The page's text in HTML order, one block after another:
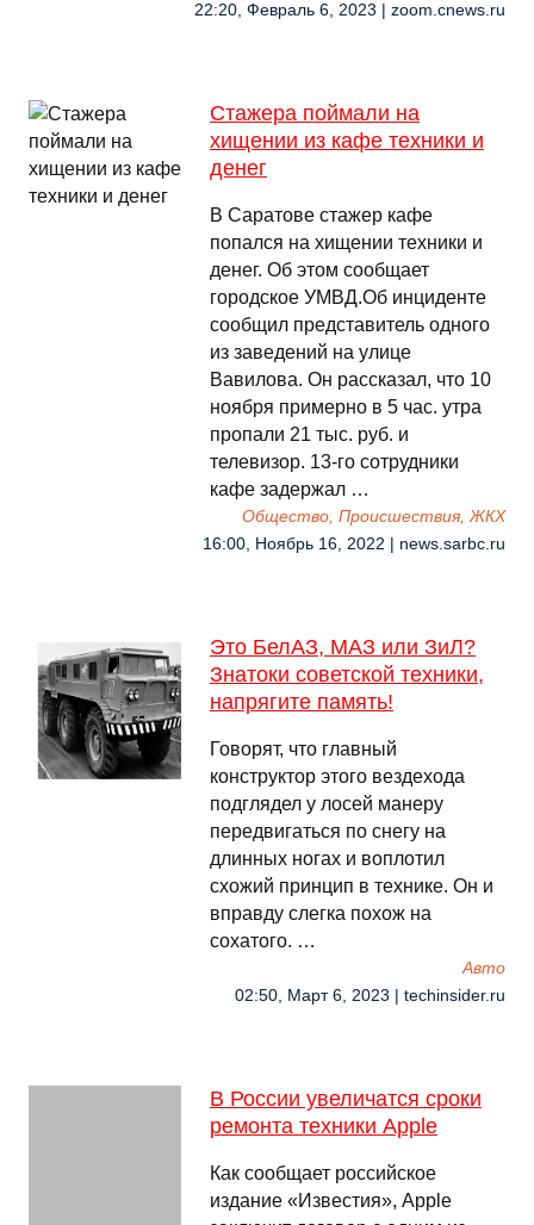
22:20, Февраль 6, 2023 | zoom.cnews.ru
Стажера поймали на
хищении из кафе техники и
денег
В Саратове стажер кафе
попался на хищении техники и
денег. Об этом сообщает
городское УМВД.Об инциденте
сообщил представитель одного
из заведений на улице
Вавилова. Он рассказал, что 10
ноября примерно в 5 час. утра
пропали 21 тыс. руб. и
телевизор. 13-го сотрудники
кафе задержал …
Общество, Происшествия, ЖКХ
16:00, Ноябрь 16, 2022 | news.sarbc.ru
Это БелАЗ, МАЗ или ЗиЛ?
Знатоки советской техники,
напрягите память!
Говорят, что главный
конструктор этого вездехода
подглядел у лосей манеру
передвигаться по снегу на
длинных ногах и воплотил
схожий принцип в технике. Он и
вправду слегка похож на
сохатого. …
Авто
02:50, Март 6, 2023 | techinsider.ru
В России увеличатся сроки
ремонта техники Apple
Как сообщает российское
издание «Известия», Apple